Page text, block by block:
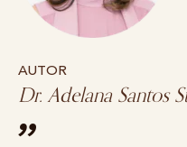
AUTOR
Dr. Adelana Santos